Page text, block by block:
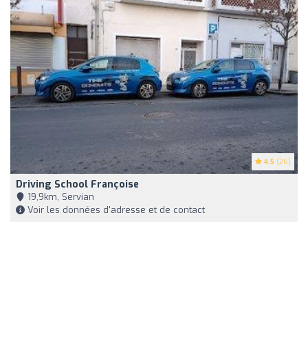
4.5 (26)
Driving School Françoise
19,9km, Servian
Voir les données d'adresse et de contact